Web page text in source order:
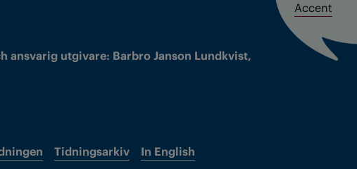
ansvarig utgivare: Barbro Janson Lundkvist,
Tidningsarkiv In English
Accent